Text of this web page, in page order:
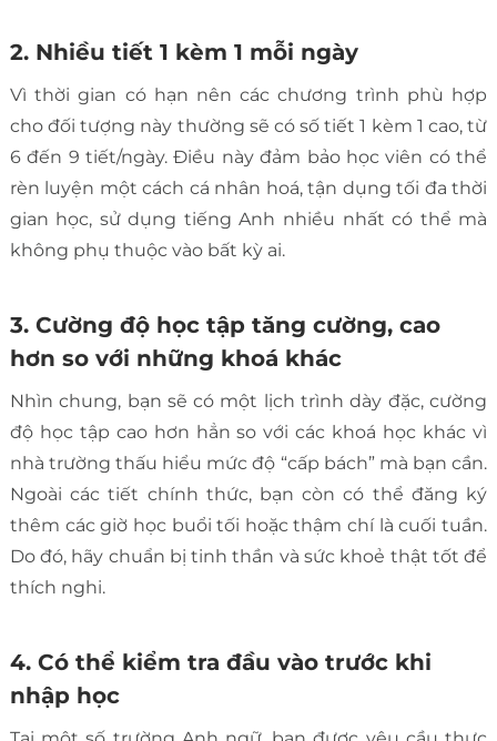
2. Nhiều tiết 1 kèm 1 mỗi ngày
Vì thời gian có hạn nên các chương trình phù hợp
cho đối tượng này thường sẽ có số tiết 1 kèm 1 cao, từ
6 đến 9 tiết/ngày. Điều này đảm bảo học viên có thể
rèn luyện một cách cá nhân hoá, tận dụng tối đa thời
gian học, sử dụng tiếng Anh nhiều nhất có thể mà
không phụ thuộc vào bất kỳ ai.
3. Cường độ học tập tăng cường, cao
hơn so với những khoá khác
Nhìn chung, bạn sẽ có một lịch trình dày đặc, cường
độ học tập cao hơn hẳn so với các khoá học khác vì
nhà trường thấu hiểu mức độ “cấp bách” mà bạn cần.
Ngoài các tiết chính thức, bạn còn có thể đăng ký
thêm các giờ học buổi tối hoặc thậm chí là cuối tuần.
Do đó, hãy chuẩn bị tinh thần và sức khoẻ thật tốt để
thích nghi.
4. Có thể kiểm tra đầu vào trước khi
nhập học